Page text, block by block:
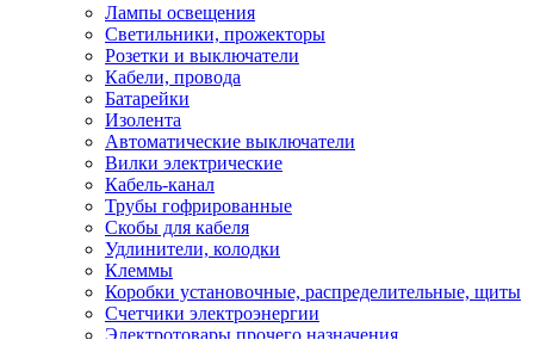
Лампы освещения
Светильники, прожекторы
Розетки и выключатели
Кабели, провода
Батарейки
Изолента
Автоматические выключатели
Вилки электрические
Кабель-канал
Трубы гофрированные
Скобы для кабеля
Удлинители, колодки
Клеммы
Коробки установочные, распределительные, щиты
Счетчики электроэнергии
Электротовары прочего назначения